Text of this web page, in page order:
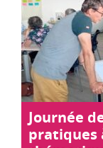
Journée
pratiques